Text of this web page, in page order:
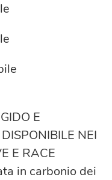
E
NEI
E RACE
in carbonio dei